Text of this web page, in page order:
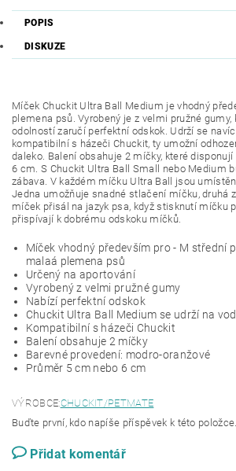
POPIS
DISKUZE
Míček Chuckit Ultra Ball Medium je vhodný
plemena psů. Vyrobený je z velmi pružné
odolností zaručí perfektní odskok. Udrží se
kompatibilní s házeči Chuckit, ty umožní
daleko. Balení obsahuje 2 míčky, které
6 cm. S Chuckit Ultra Ball Small nebo Medium
zábava. V každém míčku Ultra Ball jsou
Jedna umožňuje snadné stlačení míčku, druhá
míček přisál na jazyk psa, když stisknutí míčku
přispívají k dobrému odskoku míčků.
Míček vhodný především pro - M střední
malaá plemena psů
Určený na aportování
Vyrobený z velmi pružné gumy
Nabízí perfektní odskok
Chuckit Ultra Ball Medium se udrží na
Kompatibilní s házeči Chuckit
Balení obsahuje 2 míčky
Barevné provedení: modro-oranžové
Průměr 5 cm nebo 6 cm
VÝROBCE:CHUCKIT/PETMATE
Buďte první, kdo napíše příspěvek k této položce.
Přidat komentář